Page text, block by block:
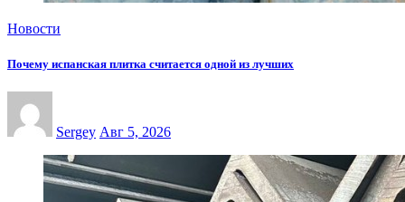
Новости
Почему испанская плитка считается одной из лучших
Sergey Авг 5, 2026